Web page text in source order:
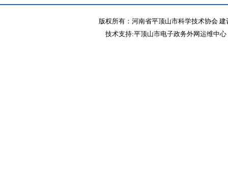
版权所有：河南省平顶山市科学技术协会
技术支持:平顶山市电子政务外网运维中心